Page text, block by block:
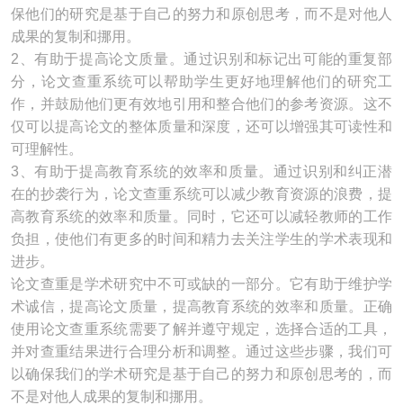
保他们的研究是基于自己的努力和原创思考，而不是对他人
成果的复制和挪用。
2、有助于提高论文质量。通过识别和标记出可能的重复部
分，论文查重系统可以帮助学生更好地理解他们的研究工
作，并鼓励他们更有效地引用和整合他们的参考资源。这不
仅可以提高论文的整体质量和深度，还可以增强其可读性和
可理解性。
3、有助于提高教育系统的效率和质量。通过识别和纠正潜
在的抄袭行为，论文查重系统可以减少教育资源的浪费，提
高教育系统的效率和质量。同时，它还可以减轻教师的工作
负担，使他们有更多的时间和精力去关注学生的学术表现和
进步。
论文查重是学术研究中不可或缺的一部分。它有助于维护学
术诚信，提高论文质量，提高教育系统的效率和质量。正确
使用论文查重系统需要了解并遵守规定，选择合适的工具，
并对查重结果进行合理分析和调整。通过这些步骤，我们可
以确保我们的学术研究是基于自己的努力和原创思考的，而
不是对他人成果的复制和挪用。